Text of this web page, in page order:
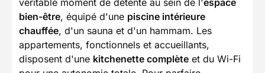
bien-être, équipé d'une piscine intérieure
chauffée, d'un sauna et d'un hammam. Les
appartements, fonctionnels et accueillants,
disposent d'une kitchenette complète et du Wi-Fi